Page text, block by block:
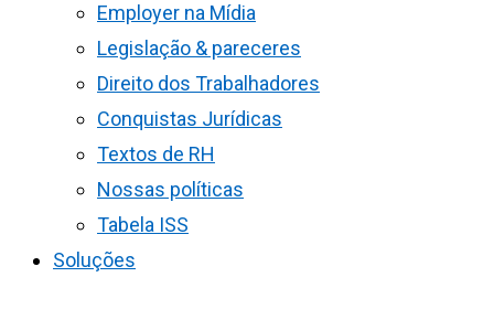
Employer na Mídia
Legislação & pareceres
Direito dos Trabalhadores
Conquistas Jurídicas
Textos de RH
Nossas políticas
Tabela ISS
Soluções